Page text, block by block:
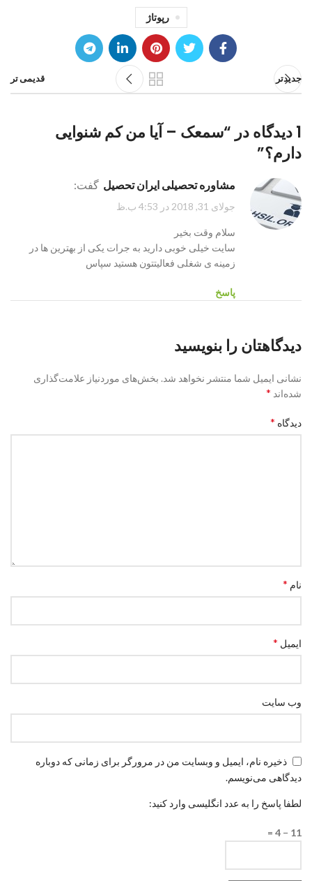
رپوتاژ
جدیدتر قدیمی تر
1 دیدگاه در “
سمعک – آیا من کم شنوایی
دارم؟”
مشاوره تحصیلی ایران تحصیل گفت:
جولای 31, 2018 در 4:53 ب.ظ
سلام وقت بخیر
سایت خیلی خوبی دارید به جرات یکی از بهترین ها در
زمینه ی شغلی فعالیتتون هستید سپاس
پاسخ
دیدگاهتان را بنویسید
نشانی ایمیل شما منتشر نخواهد شد. بخش‌های موردنیاز علامت‌گذاری
شده‌اند *
دیدگاه *
نام *
ایمیل *
وب‌ سایت
ذخیره نام، ایمیل و وبسایت من در مرورگر برای زمانی که دوباره
دیدگاهی می‌نویسم.
لطفا پاسخ را به عدد انگلیسی وارد کنید:
11 − 4 =